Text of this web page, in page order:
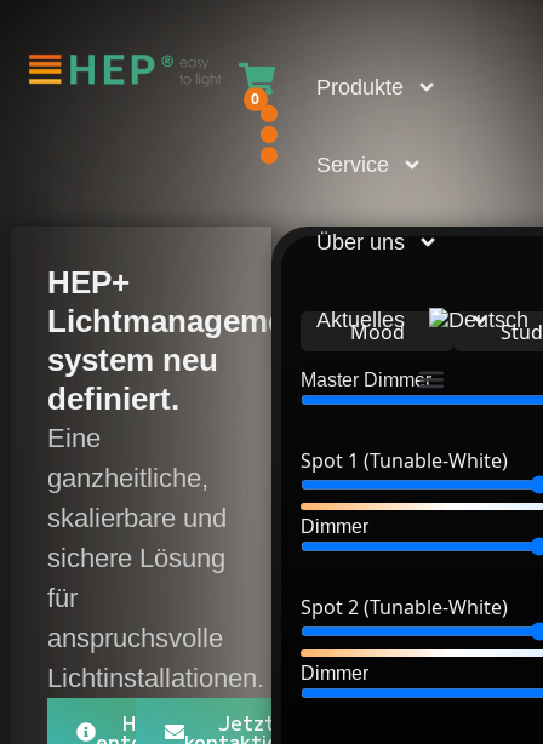
0 Produkte
Service
Über uns
Aktuelles
HEP+
Lichtmanagement­
system neu
definiert.
Eine
ganzheitliche,
skalierbare und
sichere Lösung
für
anspruchsvolle
Lichtinstallationen.
HEP+ Jetzt
Mood
Master Dimmer
Spot 1 (Tunable-White)
Dimmer
Spot 2 (Tunable-White)
Dimmer